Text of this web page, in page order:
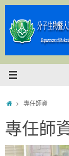
Skip
content
Home專任師資
專任師